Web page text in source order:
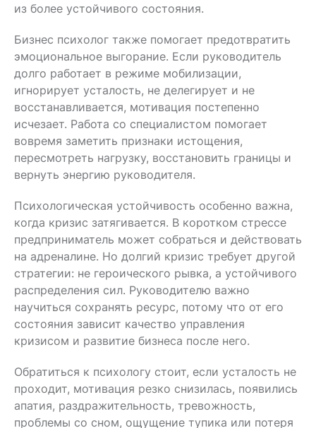
из более устойчивого состояния.
Бизнес психолог также помогает предотвратить
эмоциональное выгорание. Если руководитель
долго работает в режиме мобилизации,
игнорирует усталость, не делегирует и не
восстанавливается, мотивация постепенно
исчезает. Работа со специалистом помогает
вовремя заметить признаки истощения,
пересмотреть нагрузку, восстановить границы и
вернуть энергию руководителя.
Психологическая устойчивость особенно важна,
когда кризис затягивается. В коротком стрессе
предприниматель может собраться и действовать
на адреналине. Но долгий кризис требует другой
стратегии: не героического рывка, а устойчивого
распределения сил. Руководителю важно
научиться сохранять ресурс, потому что от его
состояния зависит качество управления
кризисом и развитие бизнеса после него.
Обратиться к психологу стоит, если усталость не
проходит, мотивация резко снизилась, появились
апатия, раздражительность, тревожность,
проблемы со сном, ощущение тупика или потеря